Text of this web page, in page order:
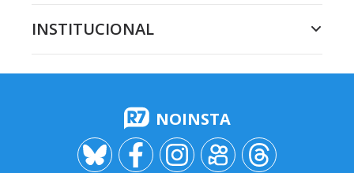
INSTITUCIONAL
NOINSTA